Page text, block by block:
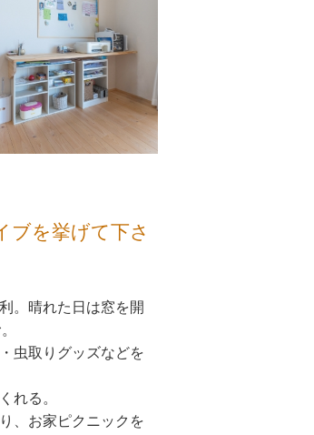
ブを挙げて下さ
。晴れた日は窓を開
虫取りグッズなどを
れる。
、お家ピクニックを